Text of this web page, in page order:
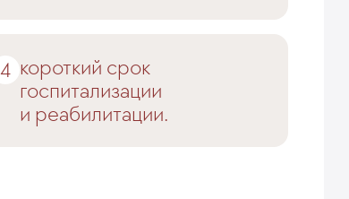
короткий срок
госпитализации
и реабилитации.